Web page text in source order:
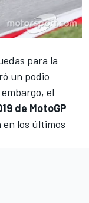
para la
un podio
embargo, el
de MotoGP
los últimos